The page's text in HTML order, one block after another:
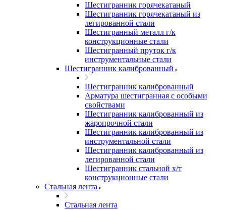
Шестигранник горячекатаный
Шестигранник горячекатаный из
легированной стали
Шестигранный металл г/к
конструкционные стали
Шестигранный пруток г/к
инструментальные стали
Шестигранник калиброванный
Шестигранник калиброванный
Арматура шестигранная с особыми
свойствами
Шестигранник калиброванный из
жаропрочной стали
Шестигранник калиброванный из
инструментальной стали
Шестигранник калиброванный из
легированной стали
Шестигранник стальной х/т
конструкционные стали
Стальная лента
Стальная лента